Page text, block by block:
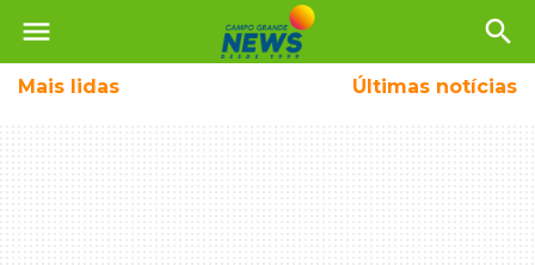
menu search
Mais lidas Últimas notícias